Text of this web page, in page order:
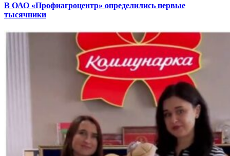
В ОАО «Профиагроцентр» определились первые
тысячники